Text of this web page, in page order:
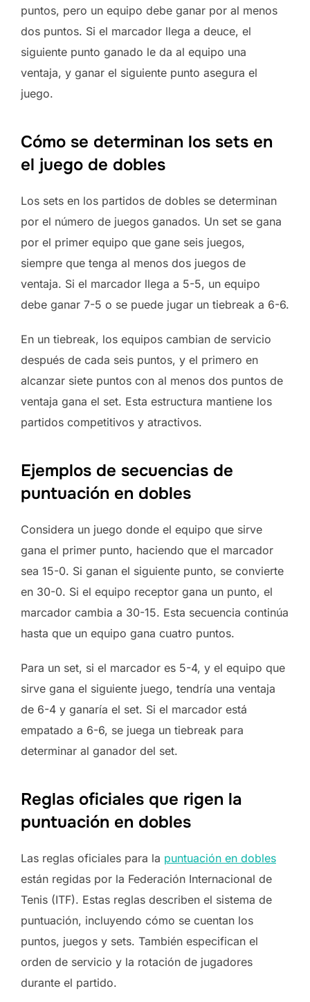
puntos, pero un equipo debe ganar por al menos
dos puntos. Si el marcador llega a deuce, el
siguiente punto ganado le da al equipo una
ventaja, y ganar el siguiente punto asegura el
juego.
Cómo se determinan los sets en
el juego de dobles
Los sets en los partidos de dobles se determinan
por el número de juegos ganados. Un set se gana
por el primer equipo que gane seis juegos,
siempre que tenga al menos dos juegos de
ventaja. Si el marcador llega a 5-5, un equipo
debe ganar 7-5 o se puede jugar un tiebreak a 6-6.
En un tiebreak, los equipos cambian de servicio
después de cada seis puntos, y el primero en
alcanzar siete puntos con al menos dos puntos de
ventaja gana el set. Esta estructura mantiene los
partidos competitivos y atractivos.
Ejemplos de secuencias de
puntuación en dobles
Considera un juego donde el equipo que sirve
gana el primer punto, haciendo que el marcador
sea 15-0. Si ganan el siguiente punto, se convierte
en 30-0. Si el equipo receptor gana un punto, el
marcador cambia a 30-15. Esta secuencia continúa
hasta que un equipo gana cuatro puntos.
Para un set, si el marcador es 5-4, y el equipo que
sirve gana el siguiente juego, tendría una ventaja
de 6-4 y ganaría el set. Si el marcador está
empatado a 6-6, se juega un tiebreak para
determinar al ganador del set.
Reglas oficiales que rigen la
puntuación en dobles
Las reglas oficiales para la puntuación en dobles
están regidas por la Federación Internacional de
Tenis (ITF). Estas reglas describen el sistema de
puntuación, incluyendo cómo se cuentan los
puntos, juegos y sets. También especifican el
orden de servicio y la rotación de jugadores
durante el partido.